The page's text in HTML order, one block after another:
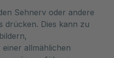
Sehnerv oder andere
drücken. Dies kann zu
allmählichen